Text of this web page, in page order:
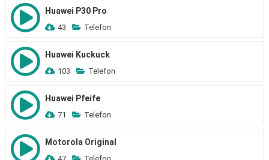
Huawei P30 Pro
43 Telefon
Huawei Kuckuck
103 Telefon
Huawei Pfeife
71 Telefon
Motorola Original